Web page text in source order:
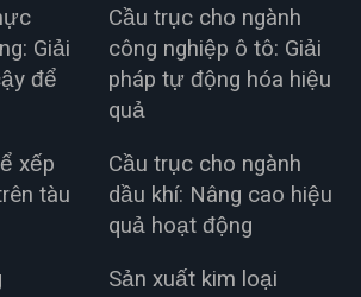
Giải
để
Cầu trục cho ngành
công nghiệp ô tô: Giải
pháp tự động hóa hiệu
quả
xếp
tàu
Cầu trục cho ngành
dầu khí: Nâng cao hiệu
quả hoạt động
Sản xuất kim loại